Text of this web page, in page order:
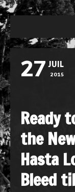
27 JUIL
2015
Ready
the
Hasta
Bleed